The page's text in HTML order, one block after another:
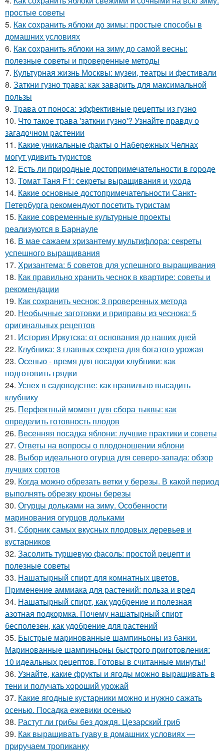
простые советы
5. Как сохранить яблоки до зимы: простые способы в
домашних условиях
6. Как сохранить яблоки на зиму до самой весны:
полезные советы и проверенные методы
7. Культурная жизнь Москвы: музеи, театры и фестивали
8. Заткни гузно трава: как заварить для максимальной
пользы
9. Трава от поноса: эффективные рецепты из гузно
10. Что такое трава 'заткни гузно'? Узнайте правду о
загадочном растении
11. Какие уникальные факты о Набережных Челнах
могут удивить туристов
12. Есть ли природные достопримечательности в городе
13. Томат Таня F1: секреты выращивания и ухода
14. Какие основные достопримечательности Санкт-
Петербурга рекомендуют посетить туристам
15. Какие современные культурные проекты
реализуются в Барнауле
16. В мае сажаем хризантему мультифлора: секреты
успешного выращивания
17. Хризантема: 5 советов для успешного выращивания
18. Как правильно хранить чеснок в квартире: советы и
рекомендации
19. Как сохранить чеснок: 3 проверенных метода
20. Необычные заготовки и приправы из чеснока: 5
оригинальных рецептов
21. История Иркутска: от основания до наших дней
22. Клубника: 3 главных секрета для богатого урожая
23. Осенью - время для посадки клубники: как
подготовить грядки
24. Успех в садоводстве: как правильно высадить
клубнику
25. Перфектный момент для сбора тыквы: как
определить готовность плодов
26. Весенняя посадка яблони: лучшие практики и советы
27. Ответы на вопросы о плодоношении яблони
28. Выбор идеального огурца для северо-запада: обзор
лучших сортов
29. Когда можно обрезать ветки у березы. В какой период
выполнять обрезку кроны березы
30. Огурцы дольками на зиму. Особенности
маринования огурцов дольками
31. Сборник самых вкусных плодовых деревьев и
кустарников
32. Засолить туршевую фасоль: простой рецепт и
полезные советы
33. Нашатырный спирт для комнатных цветов.
Применение аммиака для растений: польза и вред
34. Нашатырный спирт, как удобрение и полезная
азотная подкормка. Почему нашатырный спирт
бесполезен, как удобрение для растений
35. Быстрые маринованные шампиньоны из банки.
Маринованные шампиньоны быстрого приготовления:
10 идеальных рецептов. Готовы в считанные минуты!
36. Узнайте, какие фрукты и ягоды можно выращивать в
тени и получать хороший урожай
37. Какие ягодные кустарники можно и нужно сажать
осенью. Посадка ежевики осенью
38. Растут ли грибы без дождя. Цезарский гриб
39. Как выращивать гуаву в домашних условиях —
приручаем тропиканку